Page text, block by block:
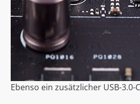
Ebenso ein zusätzlicher USB-3.0-